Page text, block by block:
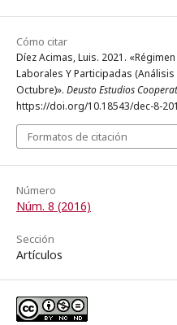
Cómo citar
Díez Acimas, Luis. 2021.
Laborales Y Participadas (Análisis
Octubre)». Deusto Estudios
https://doi.org/10.18543/dec-8-
Formatos de citación
Número
Núm. 8 (2016)
Sección
Artículos